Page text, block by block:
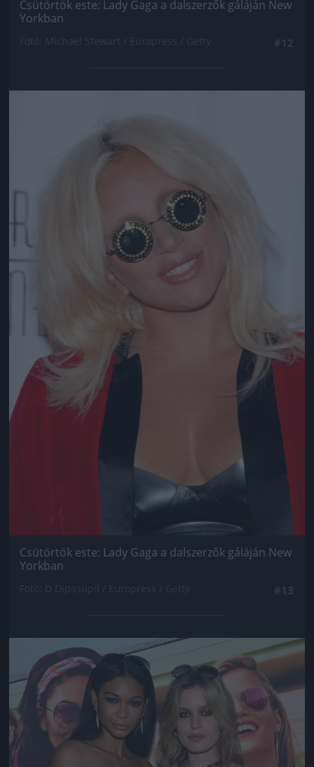
Csütörtök este: Lady Gaga a dalszerzők gáláján New
Yorkban
Csütörtök este: Lady Gaga a dalszerzők gáláján New
Yorkban
Jön még kép!